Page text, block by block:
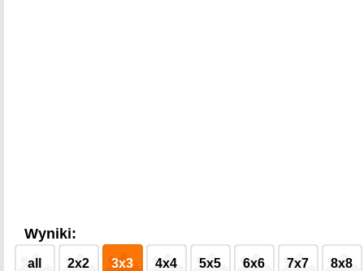
Wyniki:
all 2x2 3x3 4x4 5x5 6x6 7x7 8x8